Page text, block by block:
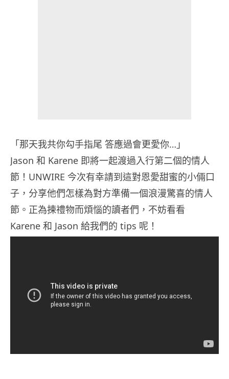
「那天我共你勾手指尾 答應過會更愛你…」
Jason 和 Karene 即將一起渡過入行第二個的情人
節！UNWIRE 今次有幸請到這對恩愛甜蜜的小倆口
子，分享他們怎樣為對方準備一個浪漫驚喜的情人
節。正為揀禮物而煩惱的讀者們，不妨看看
Karene 和 Jason 給我們的 tips 呢！